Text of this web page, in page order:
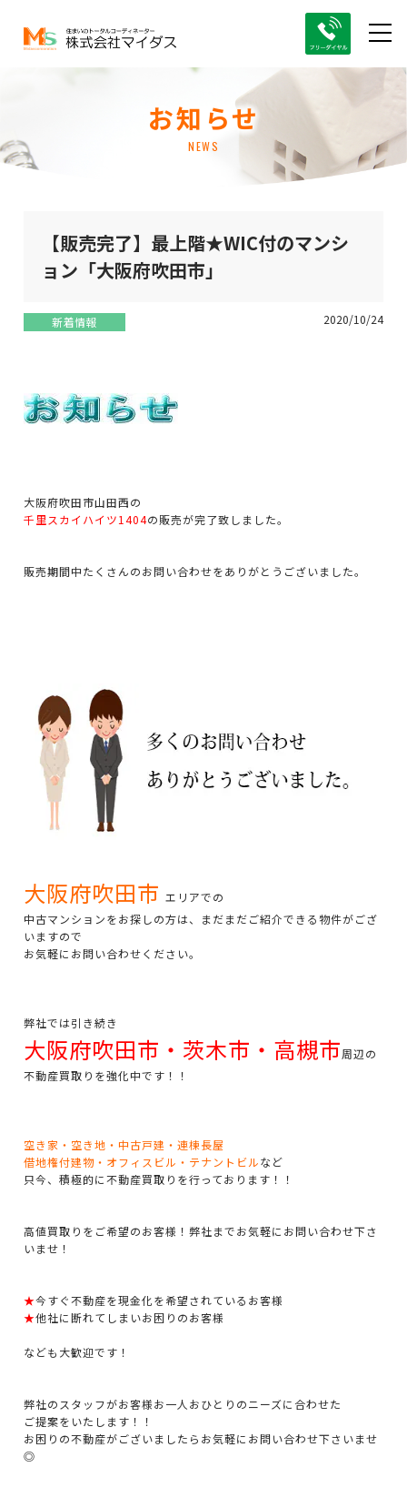
お知らせ
NEWS
【販売完了】最上階★WIC付のマンシ
ョン「大阪府吹田市」
新着情報 2020/10/24
大阪府吹田市山田西の
千里スカイハイツ1404の販売が完了致しました。
販売期間中たくさんのお問い合わせをありがとうございました。
大阪府吹田市 エリアでの
中古マンションをお探しの方は、まだまだご紹介できる物件がござ
いますので
お気軽にお問い合わせください。
弊社では引き続き
大阪府吹田市・茨木市・高槻市周辺の
不動産買取りを強化中です！！
空き家・空き地・中古戸建・連棟長屋
借地権付建物・オフィスビル・テナントビルなど
只今、積極的に不動産買取りを行っております！！
高値買取りをご希望のお客様！弊社までお気軽にお問い合わせ下さ
いませ！
★今すぐ不動産を現金化を希望されているお客様
★他社に断れてしまいお困りのお客様
なども大歓迎です！
弊社のスタッフがお客様お一人おひとりのニーズに合わせた
ご提案をいたします！！
お困りの不動産がございましたらお気軽にお問い合わせ下さいませ
◎